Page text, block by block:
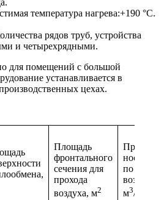
температура нагрева:+190 °С.
рядов труб, устройства
и четырехрядными.
для помещений с большой
устанавливается в
цехах.
Площадь
фронтального
сечения для
прохода
воздуха, м2
Про-
ность
по
воздуху,
м3/ч